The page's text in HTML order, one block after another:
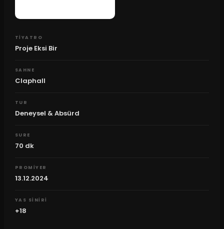
TIYATRO
Proje Eksi Bir
SAHNE
Claphall
TUR
Deneysel & Absürd
SURE
70 dk
PROMIYER
13.12.2024
YAS SINIRI
+18